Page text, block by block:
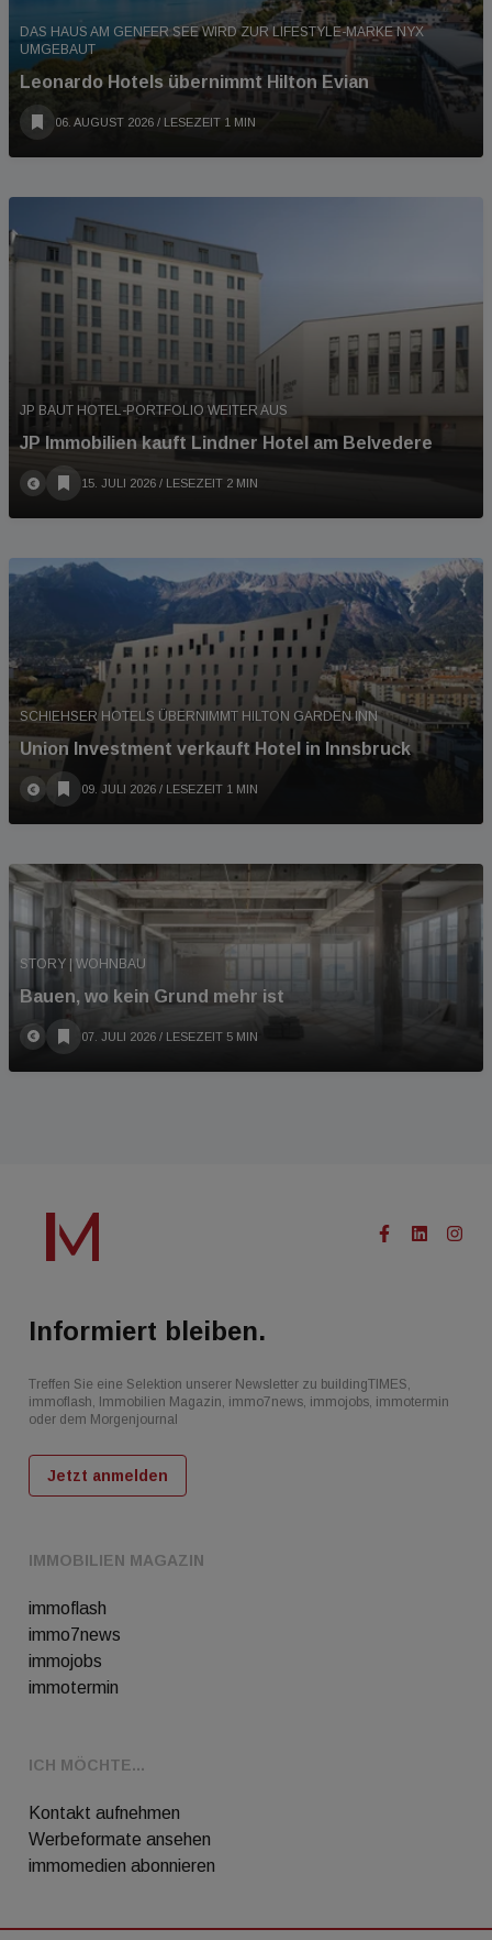
DAS HAUS AM GENFER SEE WIRD ZUR LIFESTYLE-MARKE NYX
UMGEBAUT
Leonardo Hotels übernimmt Hilton Evian
06. AUGUST 2026 / LESEZEIT 1 MIN
JP BAUT HOTEL-PORTFOLIO WEITER AUS
JP Immobilien kauft Lindner Hotel am Belvedere
15. JULI 2026 / LESEZEIT 2 MIN
SCHIEHSER HOTELS ÜBERNIMMT HILTON GARDEN INN
Union Investment verkauft Hotel in Innsbruck
09. JULI 2026 / LESEZEIT 1 MIN
STORY | WOHNBAU
Bauen, wo kein Grund mehr ist
07. JULI 2026 / LESEZEIT 5 MIN
IMMOBILIEN MAGAZIN
immoflash
immo7news
immojobs
immotermin
ICH MÖCHTE...
Kontakt aufnehmen
Werbeformate ansehen
immomedien abonnieren
Informiert bleiben.
Treffen Sie eine Selektion unserer Newsletter zu buildingTIMES,
immoflash, Immobilien Magazin, immo7news, immojobs, immotermin
oder dem Morgenjournal
Jetzt anmelden